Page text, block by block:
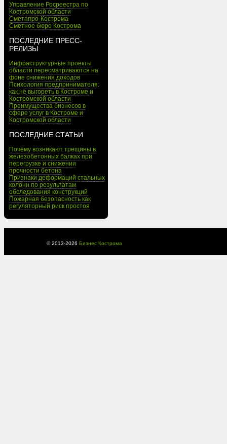
Управление Росреестра по
Костромской области
Сметапро-Кострома
Сметное бюро Кострома
ПОСЛЕДНИЕ ПРЕСС-
РЕЛИЗЫ
Инфраструктурные проекты
области пересматриваются на
фоне снижения доходов
Психология предпринимателя:
как не выгореть в Костроме и
Костромской области
Преимущества бизнесов в
сфере услуг в Костроме и
Костромской области
ПОСЛЕДНИЕ СТАТЬИ
Почему возникают трещины в
железобетонных балках при
перегрузке и снижении
прочности бетона
Признаки деформаций стальных
колонн по результатам
обследования конструкций
Пожарная безопасность как
регуляторный риск простоя
© 2013-2026 Бизнес Кострома